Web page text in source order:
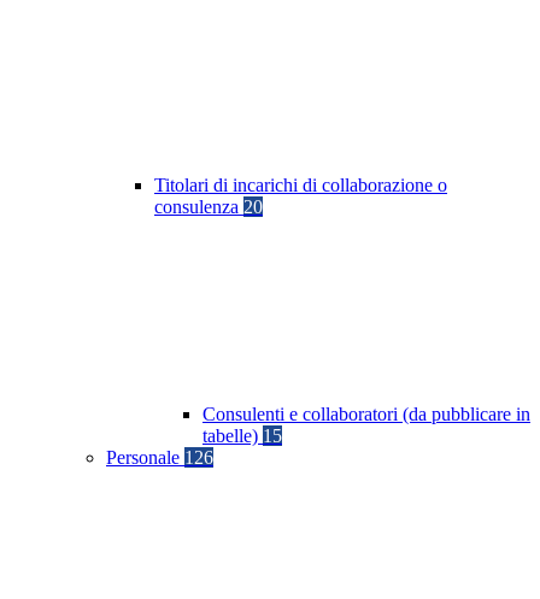
Titolari di incarichi di collaborazione o
consulenza 20
Consulenti e collaboratori (da pubblicare in
tabelle) 15
Personale 126